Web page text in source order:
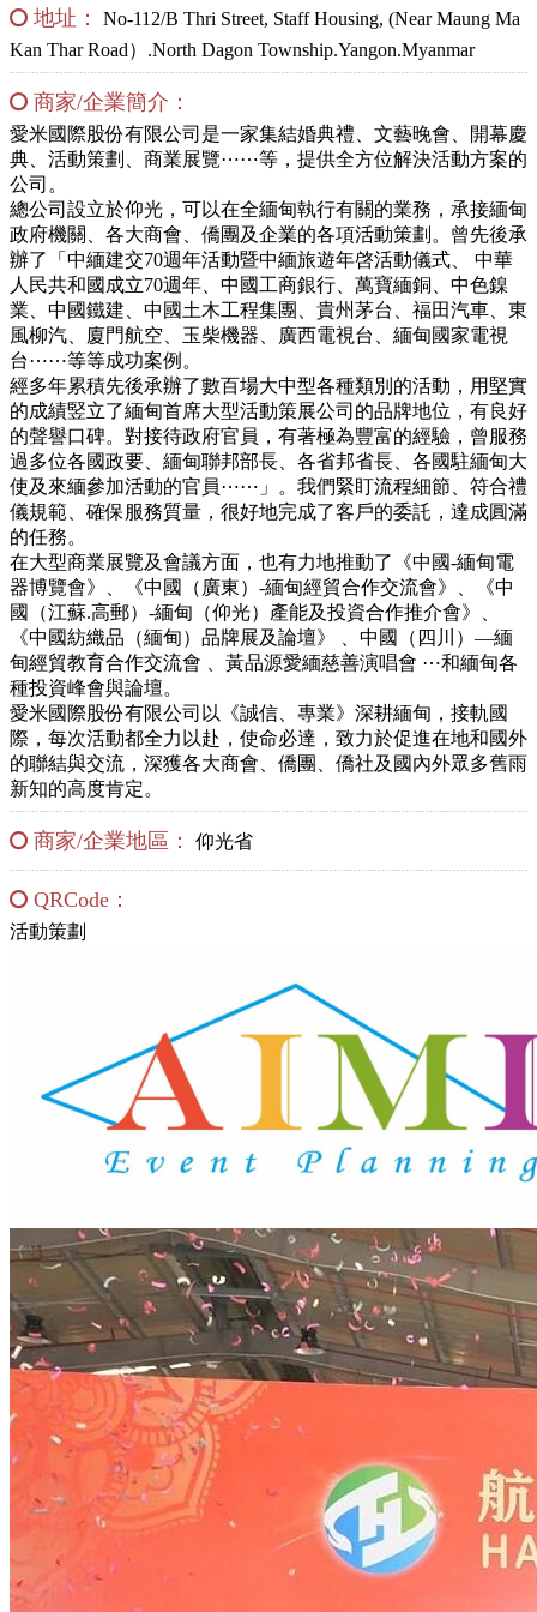
地址：
No-112/B Thri Street, Staff Housing, (Near Maung Ma
Kan Thar Road）.North Dagon Township.Yangon.Myanmar
商家/企業簡介：
愛米國際股份有限公司是一家集結婚典禮、文藝晚會、開幕慶
典、活動策劃、商業展覽⋯⋯等，提供全方位解決活動方案的
公司。
總公司設立於仰光，可以在全緬甸執行有關的業務，承接緬甸
政府機關、各大商會、僑團及企業的各項活動策劃。曾先後承
辦了「中緬建交70週年活動暨中緬旅遊年啓活動儀式、 中華
人民共和國成立70週年、中國工商銀行、萬寶緬銅、中色鎳
業、中國鐵建、中國土木工程集團、貴州茅台、福田汽車、東
風柳汽、廈門航空、玉柴機器、廣西電視台、緬甸國家電視
台⋯⋯等等成功案例。
經多年累積先後承辦了數百場大中型各種類別的活動，用堅實
的成績竪立了緬甸首席大型活動策展公司的品牌地位，有良好
的聲譽口碑。對接待政府官員，有著極為豐富的經驗，曾服務
過多位各國政要、緬甸聯邦部長、各省邦省長、各國駐緬甸大
使及來緬參加活動的官員⋯⋯」。我們緊盯流程細節、符合禮
儀規範、確保服務質量，很好地完成了客戶的委託，達成圓滿
的任務。
在大型商業展覽及會議方面，也有力地推動了《中國-緬甸電
器博覽會》、《中國（廣東）-緬甸經貿合作交流會》、《中
國（江蘇.高郵）-緬甸（仰光）產能及投資合作推介會》、
《中國紡織品（緬甸）品牌展及論壇》 、中國（四川）—緬
甸經貿教育合作交流會 、黃品源愛緬慈善演唱會 ⋯和緬甸各
種投資峰會與論壇。
愛米國際股份有限公司以《誠信、專業》深耕緬甸，接軌國
際，每次活動都全力以赴，使命必達，致力於促進在地和國外
的聯結與交流，深獲各大商會、僑團、僑社及國內外眾多舊雨
新知的高度肯定。
商家/企業地區： 仰光省
QRCode：
活動策劃